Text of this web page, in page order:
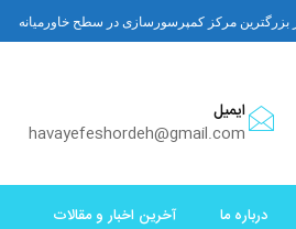
بزرگترین مرکز کمپرسورسازی در سطح خاورمیانه
ایمیل
havayefeshordeh@gmail.com
درباره ما آخرین اخبار و مقالات